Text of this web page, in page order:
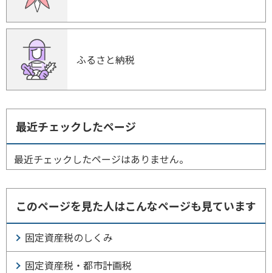
ふるさと納税
最近チェックしたページ
最近チェックしたページはありません。
このページを見た人はこんなページも見ています
固定資産税のしくみ
固定資産税・都市計画税